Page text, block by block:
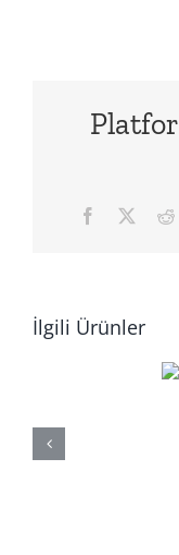
Facebook
Twitter
İlgili Ürünler
Job